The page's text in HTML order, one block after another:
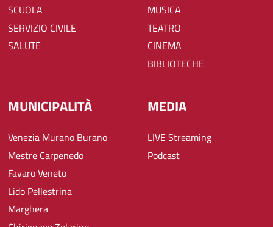
SCUOLA
SERVIZIO CIVILE
SALUTE
MUSICA
TEATRO
CINEMA
BIBLIOTECHE
MUNICIPALITÀ
Venezia Murano Burano
Mestre Carpenedo
Favaro Veneto
Lido Pellestrina
Marghera
MEDIA
LIVE Streaming
Podcast